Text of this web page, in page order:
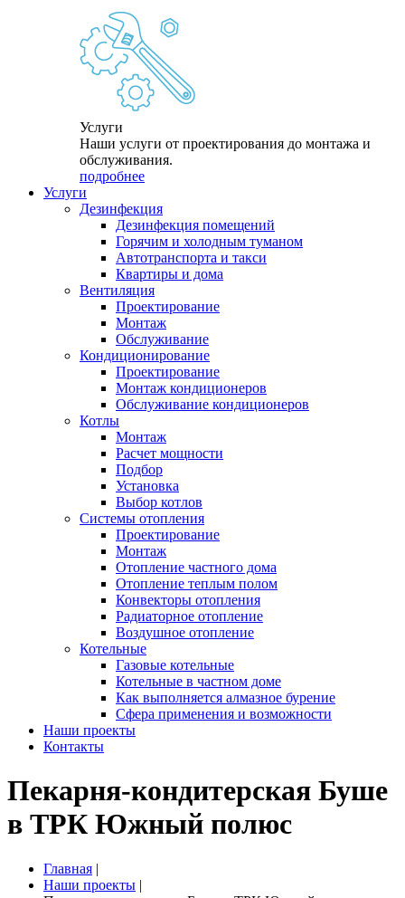
Услуги
Наши услуги от проектирования до монтажа и
обслуживания.
подробнее
Услуги
Дезинфекция
Дезинфекция помещений
Горячим и холодным туманом
Автотранспорта и такси
Квартиры и дома
Вентиляция
Проектирование
Монтаж
Обслуживание
Кондиционирование
Проектирование
Монтаж кондиционеров
Обслуживание кондиционеров
Котлы
Монтаж
Расчет мощности
Подбор
Установка
Выбор котлов
Системы отопления
Проектирование
Монтаж
Отопление частного дома
Отопление теплым полом
Конвекторы отопления
Радиаторное отопление
Воздушное отопление
Котельные
Газовые котельные
Котельные в частном доме
Как выполняется алмазное бурение
Сфера применения и возможности
Наши проекты
Контакты
Пекарня-кондитерская Буше
в ТРК Южный полюс
Главная |
Наши проекты |